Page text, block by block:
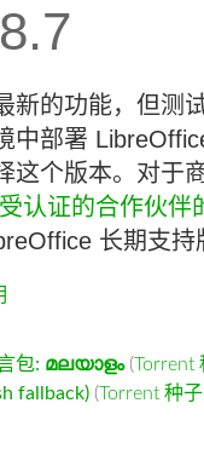
新的功能，但测
中部署
这个版本。对于
受认证的合作伙伴
长期支持
包: മലയാളം (Torrent
fallback) (Torrent 种子